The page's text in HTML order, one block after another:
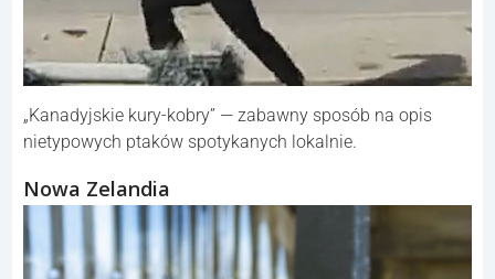
„Kanadyjskie kury-kobry” — zabawny sposób na opis
nietypowych ptaków spotykanych lokalnie.
Nowa Zelandia